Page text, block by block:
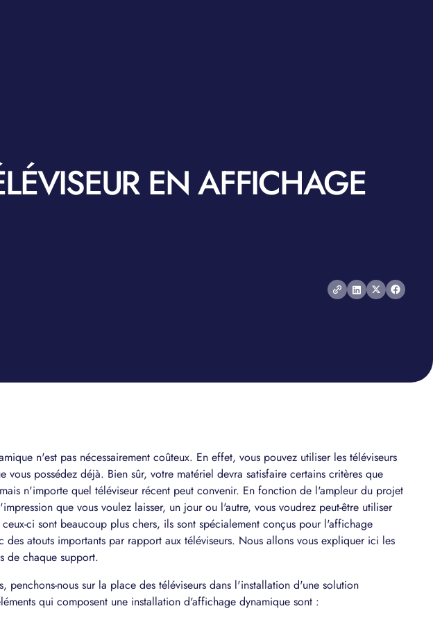
EN AFFICHAGE
n'est pas nécessairement coûteux. En effet, vous pouvez utiliser les téléviseurs
vous possédez déjà. Bien sûr, votre matériel devra satisfaire certains critères que
n'importe quel téléviseur récent peut convenir. En fonction de l'ampleur du projet
que vous voulez laisser, un jour ou l'autre, vous voudrez peut-être utiliser
ci sont beaucoup plus chers, ils sont spécialement conçus pour l'affichage
des atouts importants par rapport aux téléviseurs. Nous allons vous expliquer ici les
de chaque support.
penchons-nous sur la place des téléviseurs dans l'installation d'une solution
qui composent une installation d'affichage dynamique sont :